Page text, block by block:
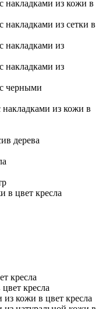
накладками из кожи в
накладками из сетки в
накладками из
накладками из
черными
накладками из кожи в
дерева
в цвет кресла
кресла
кресла
кожи в цвет кресла